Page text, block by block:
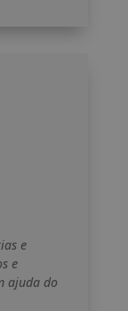
e
e
ajuda do